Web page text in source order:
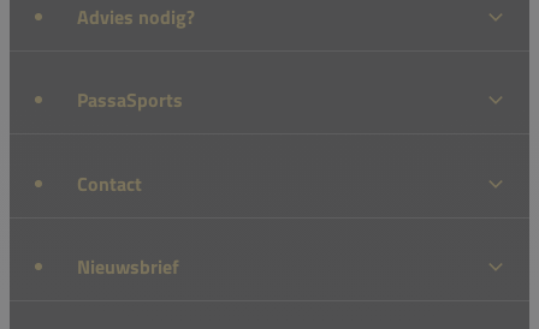
Advies nodig?
PassaSports
Contact
Nieuwsbrief